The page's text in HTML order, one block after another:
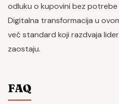
odluku o kupovini bez potrebe
Digitalna transformacija u
već standard koji razdvaja
zaostaju.
FAQ